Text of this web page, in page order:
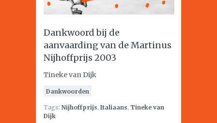
Dankwoord bij de
aanvaarding van de Martinus
Nijhoffprijs 2003
Tineke van Dijk
Dankwoorden
Tags: Nijhoffprijs, Italiaans, Tineke van
Dijk